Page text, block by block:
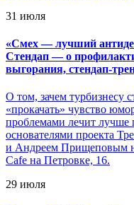
31 июля
«Смех — лучший
Стендап — о
выгорания, стендап-
О том, зачем турбизнесу
«прокачать» чувство
проблемами лечит лучше
основателями проекта
и Андреем Прищеповым
Cafe на Петровке, 16.
29 июля